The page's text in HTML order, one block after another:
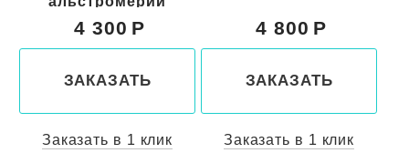
4 800
ЗАКАЗАТЬ
Заказать в 1 клик
5 000
ЗАКАЗАТЬ
Заказать в 1 клик